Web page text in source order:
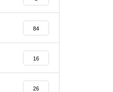
84
16
26